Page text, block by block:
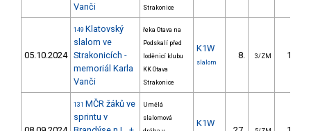
Vanči
Strakonice
05.10.2024
149 Klatovský
slalom ve
Strakonicích -
memoriál Karla
Vanči
řeka Otava na
Podskalí před
loděnicí klubu
KK Otava
Strakonice
K1W
slalom
8. 3/ZM 12.16
131 MČR žáků ve
sprintu v
Umělá
slalomová
K1W